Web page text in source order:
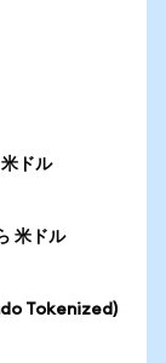
ドル
米ドル
Tokenized)